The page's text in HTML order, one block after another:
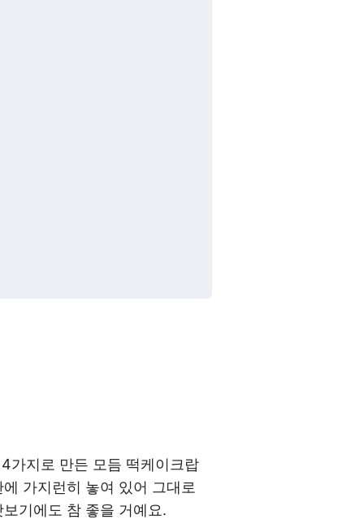
가지로 만든 모듬 떡케이크랍
가지런히 놓여 있어 그대로
기에도 참 좋을 거예요.